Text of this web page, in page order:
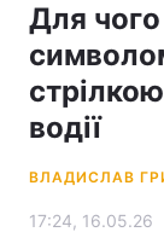
Для чого
водії
ВЛАДИСЛАВ
17:24, 16.05.26